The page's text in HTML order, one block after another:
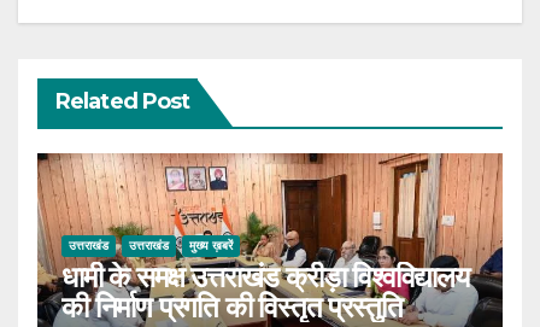
Related Post
उत्तराखंड उत्तराखंड मुख्य ख़बरें
धामी के समक्ष उत्तराखंड क्रीड़ा विश्वविद्यालय
की निर्माण प्रगति की विस्तृत प्रस्तुति